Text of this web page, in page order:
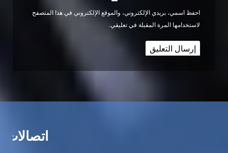
احفظ اسمي، بريدي الإلكتروني، والموقع الإلكتروني في هذا المتصفح
لاستخدامها المرة المقبلة في تعليقي.
اتصالات